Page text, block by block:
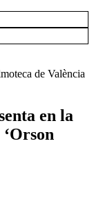
de València
en la